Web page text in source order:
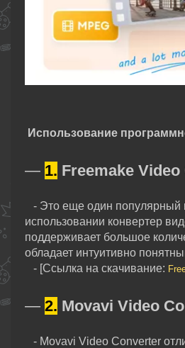
Использование
— 1. Freemake
- Это еще один популярный
использовании конвертер
поддерживает большое
обладает интуитивно
- [Ссылка на скачивание:
— 2. Movavi Video
- Movavi Video Converter